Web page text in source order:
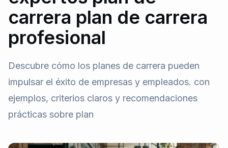
carrera plan de carrera
profesional
Descubre cómo los planes de carrera pueden
impulsar el éxito de empresas y empleados. con
ejemplos, criterios claros y recomendaciones
prácticas sobre plan